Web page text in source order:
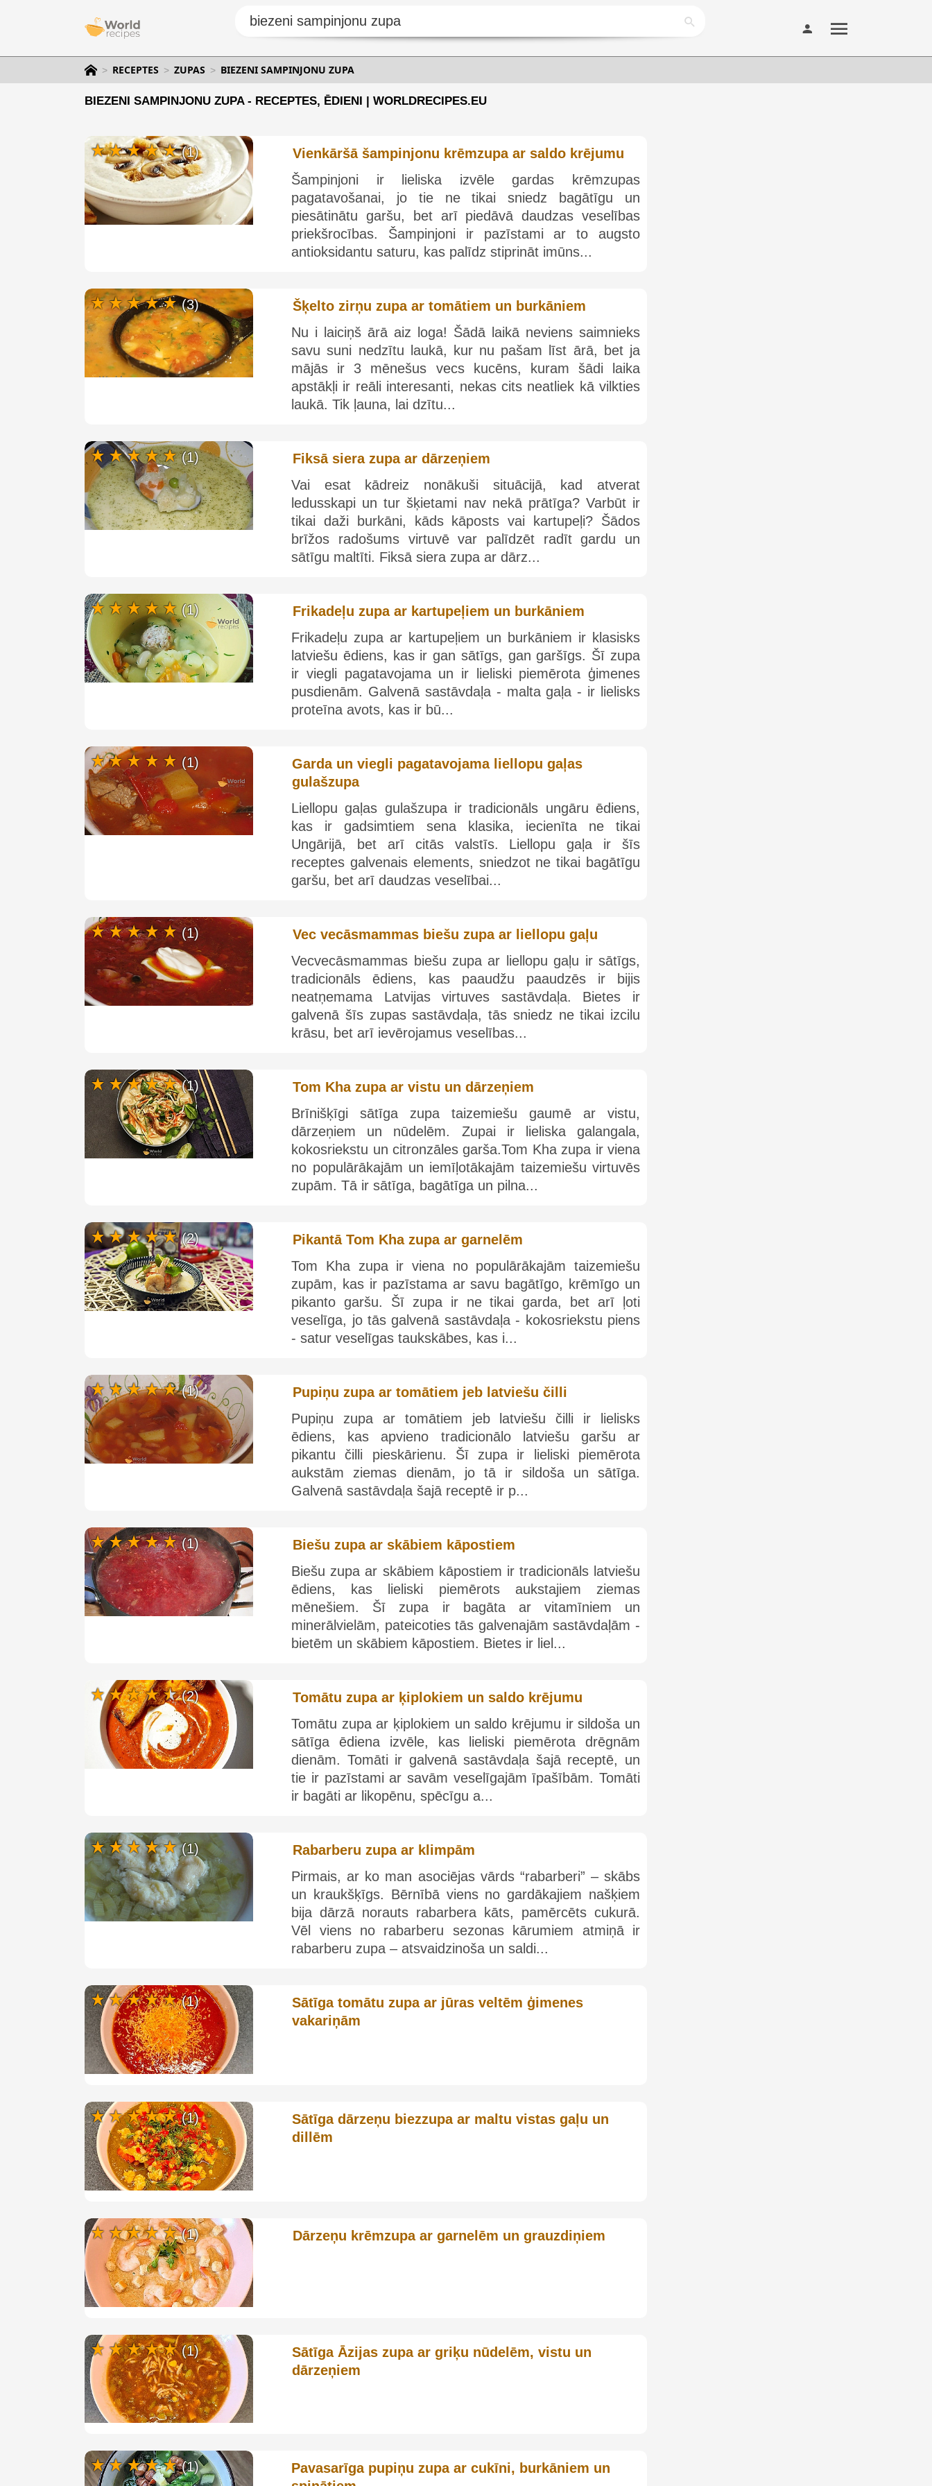
RECEPTES ZUPAS BIEZENI SAMPINJONU ZUPA
BIEZENI SAMPINJONU ZUPA - RECEPTES, ĒDIENI | WORLDRECIPES.EU
Vienkāršā šampinjonu krēmzupa ar saldo krējumu
Šampinjoni ir lieliska izvēle gardas krēmzupas
pagatavošanai, jo tie ne tikai sniedz bagātīgu un
piesātinātu garšu, bet arī piedāvā daudzas veselības
priekšrocības. Šampinjoni ir pazīstami ar to augsto
antioksidantu saturu, kas palīdz stiprināt imūns...
(1)
Šķelto zirņu zupa ar tomātiem un burkāniem
Nu i laiciņš ārā aiz loga! Šādā laikā neviens saimnieks
savu suni nedzītu laukā, kur nu pašam līst ārā, bet ja
mājās ir 3 mēnešus vecs kucēns, kuram šādi laika
apstākļi ir reāli interesanti, nekas cits neatliek kā vilkties
laukā. Tik ļauna, lai dzītu...
(3)
Fiksā siera zupa ar dārzeņiem
Vai esat kādreiz nonākuši situācijā, kad atverat
ledusskapi un tur šķietami nav nekā prātīga? Varbūt ir
tikai daži burkāni, kāds kāposts vai kartupeļi? Šādos
brīžos radošums virtuvē var palīdzēt radīt gardu un
sātīgu maltīti. Fiksā siera zupa ar dārz...
(1)
Frikadeļu zupa ar kartupeļiem un burkāniem
Frikadeļu zupa ar kartupeļiem un burkāniem ir klasisks
latviešu ēdiens, kas ir gan sātīgs, gan garšīgs. Šī zupa
ir viegli pagatavojama un ir lieliski piemērota ģimenes
pusdienām. Galvenā sastāvdaļa - malta gaļa - ir lielisks
proteīna avots, kas ir bū...
(1)
Garda un viegli pagatavojama liellopu gaļas
gulašzupa
Liellopu gaļas gulašzupa ir tradicionāls ungāru ēdiens,
kas ir gadsimtiem sena klasika, iecienīta ne tikai
Ungārijā, bet arī citās valstīs. Liellopu gaļa ir šīs
receptes galvenais elements, sniedzot ne tikai bagātīgu
garšu, bet arī daudzas veselībai...
(1)
Vec vecāsmammas biešu zupa ar liellopu gaļu
Vecvecāsmammas biešu zupa ar liellopu gaļu ir sātīgs,
tradicionāls ēdiens, kas paaudžu paaudzēs ir bijis
neatņemama Latvijas virtuves sastāvdaļa. Bietes ir
galvenā šīs zupas sastāvdaļa, tās sniedz ne tikai izcilu
krāsu, bet arī ievērojamus veselības...
(1)
Tom Kha zupa ar vistu un dārzeņiem
Brīnišķīgi sātīga zupa taizemiešu gaumē ar vistu,
dārzeņiem un nūdelēm. Zupai ir lieliska galangala,
kokosriekstu un citronzāles garša.Tom Kha zupa ir viena
no populārākajām un iemīļotākajām taizemiešu virtuvēs
zupām. Tā ir sātīga, bagātīga un pilna...
(1)
Pikantā Tom Kha zupa ar garnelēm
Tom Kha zupa ir viena no populārākajām taizemiešu
zupām, kas ir pazīstama ar savu bagātīgo, krēmīgo un
pikanto garšu. Šī zupa ir ne tikai garda, bet arī ļoti
veselīga, jo tās galvenā sastāvdaļa - kokosriekstu piens
- satur veselīgas taukskābes, kas i...
(2)
Pupiņu zupa ar tomātiem jeb latviešu čilli
Pupiņu zupa ar tomātiem jeb latviešu čilli ir lielisks
ēdiens, kas apvieno tradicionālo latviešu garšu ar
pikantu čilli pieskārienu. Šī zupa ir lieliski piemērota
aukstām ziemas dienām, jo tā ir sildoša un sātīga.
Galvenā sastāvdaļa šajā receptē ir p...
(1)
Biešu zupa ar skābiem kāpostiem
Biešu zupa ar skābiem kāpostiem ir tradicionāls latviešu
ēdiens, kas lieliski piemērots aukstajiem ziemas
mēnešiem. Šī zupa ir bagāta ar vitamīniem un
minerālvielām, pateicoties tās galvenajām sastāvdaļām -
bietēm un skābiem kāpostiem. Bietes ir liel...
(1)
Tomātu zupa ar ķiplokiem un saldo krējumu
Tomātu zupa ar ķiplokiem un saldo krējumu ir sildoša un
sātīga ēdiena izvēle, kas lieliski piemērota drēgnām
dienām. Tomāti ir galvenā sastāvdaļa šajā receptē, un
tie ir pazīstami ar savām veselīgajām īpašībām. Tomāti
ir bagāti ar likopēnu, spēcīgu a...
(2)
Rabarberu zupa ar klimpām
Pirmais, ar ko man asociējas vārds “rabarberi” – skābs
un kraukšķīgs. Bērnībā viens no gardākajiem našķiem
bija dārzā norauts rabarbera kāts, pamērcēts cukurā.
Vēl viens no rabarberu sezonas kārumiem atmiņā ir
rabarberu zupa – atsvaidzinoša un saldi...
(1)
Sātīga tomātu zupa ar jūras veltēm ģimenes
vakariņām
(1)
Sātīga dārzeņu biezzupa ar maltu vistas gaļu un
dillēm
(1)
Dārzeņu krēmzupa ar garnelēm un grauzdiņiem
(1)
Sātīga Āzijas zupa ar griķu nūdelēm, vistu un
dārzeņiem
(1)
Pavasarīga pupiņu zupa ar cukīni, burkāniem un
(1)